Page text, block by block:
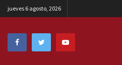
jueves 6 agosto, 2026